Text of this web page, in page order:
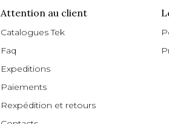
Attention au client
Catalogues Tek
Faq
Expeditions
Paiements
Rexpédition et retours